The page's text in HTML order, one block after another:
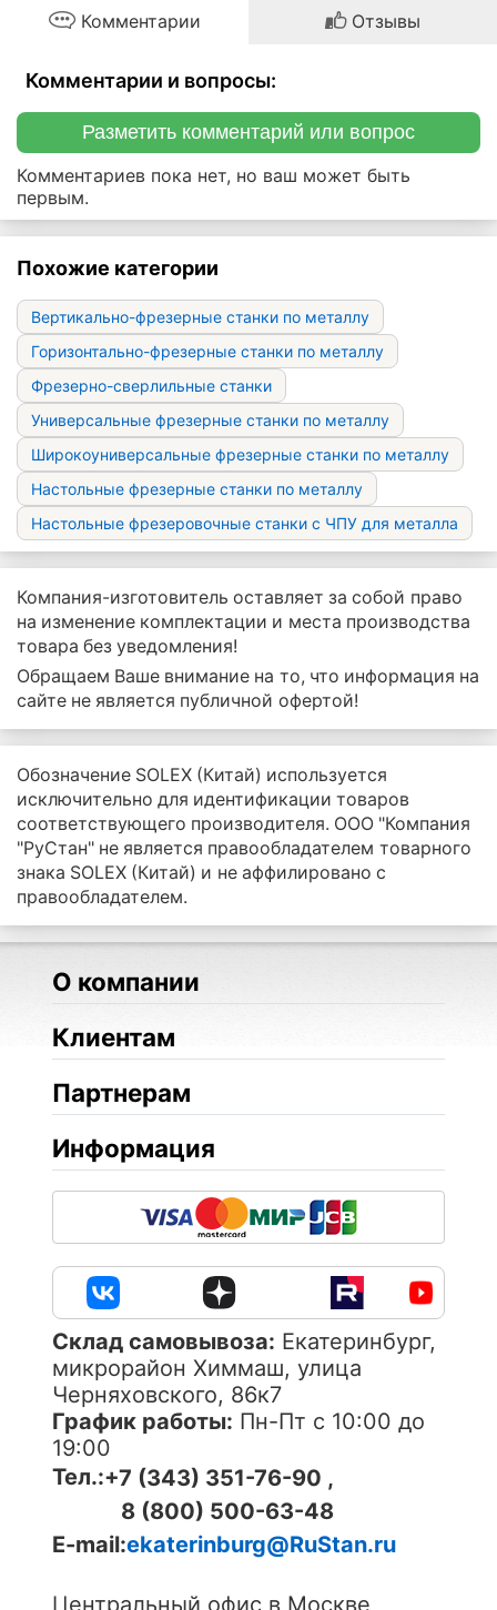
Комментарии Отзывы
Комментарии и вопросы:
Разметить комментарий или вопрос
Комментариев пока нет, но ваш может быть
первым.
Похожие категории
Вертикально-фрезерные станки по металлу
Горизонтально-фрезерные станки по металлу
Фрезерно-сверлильные станки
Универсальные фрезерные станки по металлу
Широкоуниверсальные фрезерные станки по металлу
Настольные фрезерные станки по металлу
Настольные фрезеровочные станки с ЧПУ для металла
Компания-изготовитель оставляет за собой право
на изменение комплектации и места производства
товара без уведомления!
Обращаем Ваше внимание на то, что информация на
сайте не является публичной офертой!
Обозначение SOLEX (Китай) используется
исключительно для идентификации товаров
соответствующего производителя. ООО "Компания
"РуСтан" не является правообладателем товарного
знака SOLEX (Китай) и не аффилировано с
правообладателем.
О компании
Клиентам
Партнерам
Информация
Cклад самовывоза: Екатеринбург,
микрорайон Химмаш, улица
Черняховского, 86к7
График работы: Пн-Пт с 10:00 до
19:00
Тел.:+7 (343) 351-76-90 ,
8 (800) 500-63-48
E-mail:ekaterinburg@RuStan.ru
Центральный офис в Москве